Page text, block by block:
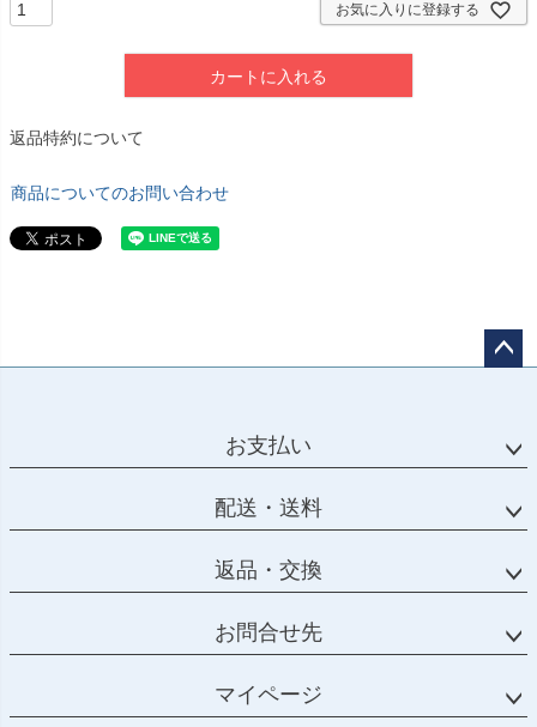
お気に入りに登録する
カートに入れる
返品特約について
商品についてのお問い合わせ
お支払い
配送・送料
返品・交換
お問合せ先
マイページ